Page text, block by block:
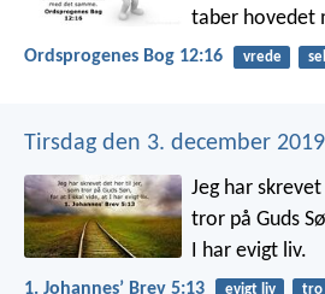
taber hovedet
Ordsprogenes Bog 12:16 vrede
Tirsdag den 3. december 2019
Jeg har
tror på Guds
I har evigt liv.
1. Johannesʼ Brev 5:13 evigt liv tro